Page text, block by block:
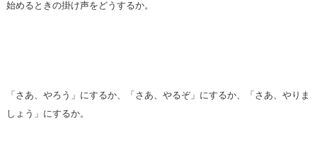
始めるときの掛け声をどうするか。
「さあ、やろう」にするか、「さあ、やるぞ」にするか、「さあ、やりま
しょう」にするか。